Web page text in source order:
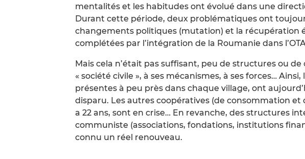
mentalités et les habitudes ont évolué dans une
Durant cette période, deux problématiques ont
changements politiques (mutation) et la récupération
complétées par l’intégration de la Roumanie dans
Mais cela n’était pas suffisant, peu de structures ou
« société civile », à ses mécanismes, à ses forces…
présentes à peu près dans chaque village, ont
disparu. Les autres coopératives (de consommation et
a 22 ans, sont en crise… En revanche, des structures
communiste (associations, fondations, institutions
connu un réel renouveau.